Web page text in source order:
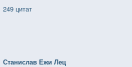
249 цитат
Станислав Ежи Лец